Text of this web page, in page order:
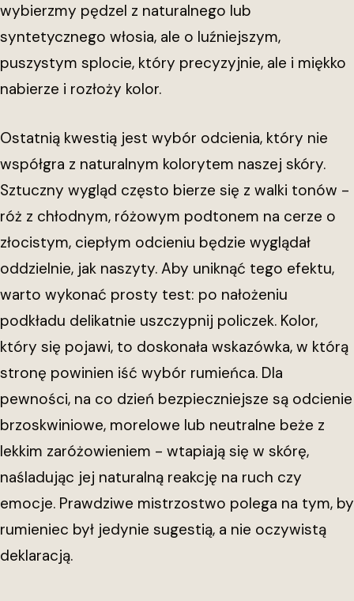
wybierzmy pędzel z naturalnego lub
syntetycznego włosia, ale o luźniejszym,
puszystym splocie, który precyzyjnie, ale i miękko
nabierze i rozłoży kolor.
Ostatnią kwestią jest wybór odcienia, który nie
współgra z naturalnym kolorytem naszej skóry.
Sztuczny wygląd często bierze się z walki tonów -
róż z chłodnym, różowym podtonem na cerze o
złocistym, ciepłym odcieniu będzie wyglądał
oddzielnie, jak naszyty. Aby uniknąć tego efektu,
warto wykonać prosty test: po nałożeniu
podkładu delikatnie uszczypnij policzek. Kolor,
który się pojawi, to doskonała wskazówka, w którą
stronę powinien iść wybór rumieńca. Dla
pewności, na co dzień bezpieczniejsze są odcienie
brzoskwiniowe, morelowe lub neutralne beże z
lekkim zaróżowieniem - wtapiają się w skórę,
naśladując jej naturalną reakcję na ruch czy
emocje. Prawdziwe mistrzostwo polega na tym, by
rumieniec był jedynie sugestią, a nie oczywistą
deklaracją.